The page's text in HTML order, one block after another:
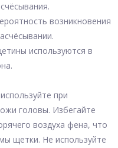
возникновения
используются в
при
головы. Избегайте
воздуха фена, что
щетки. Не используйте